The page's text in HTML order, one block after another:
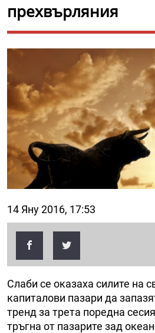
прехвърляния
14 Яну 2016, 17:53
Слаби се оказаха силите на
капиталови пазари да
тренд за трета поредна
тръгна от пазарите зад